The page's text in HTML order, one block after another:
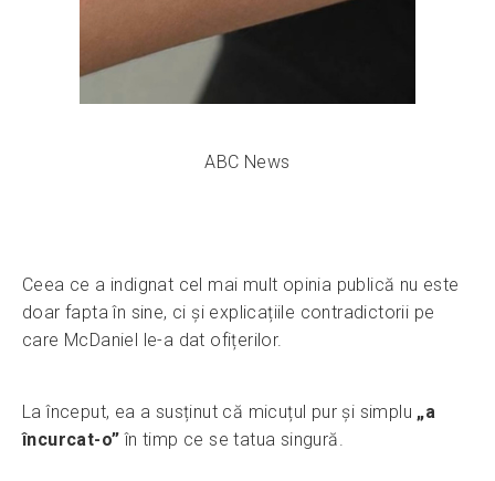
ABC News
Ceea ce a indignat cel mai mult opinia publică nu este
doar fapta în sine, ci și explicațiile contradictorii pe
care McDaniel le-a dat ofițerilor.
La început, ea a susținut că micuțul pur și simplu „a
încurcat-o”în timp ce se tatua singură.